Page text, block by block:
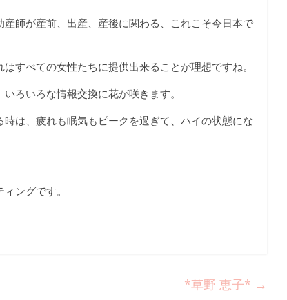
師が産前、出産、産後に関わる、これこそ今日本で
すべての女性たちに提供出来ることが理想ですね。
ろいろな情報交換に花が咲きます。
は、疲れも眠気もピークを過ぎて、ハイの状態にな
ングです。
*草野 恵子* →